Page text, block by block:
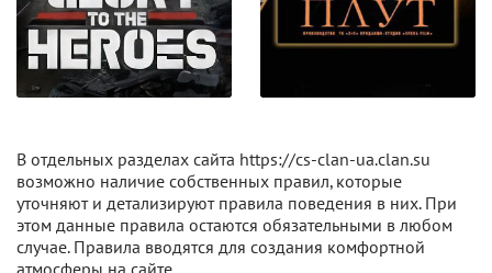
В отдельных разделах сайта https://cs-clan-ua.clan.su
возможно наличие собственных правил, которые
уточняют и детализируют правила поведения в них. При
этом данные правила остаются обязательными в любом
случае. Правила вводятся для создания комфортной